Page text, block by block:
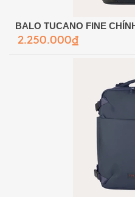
2.250.000₫